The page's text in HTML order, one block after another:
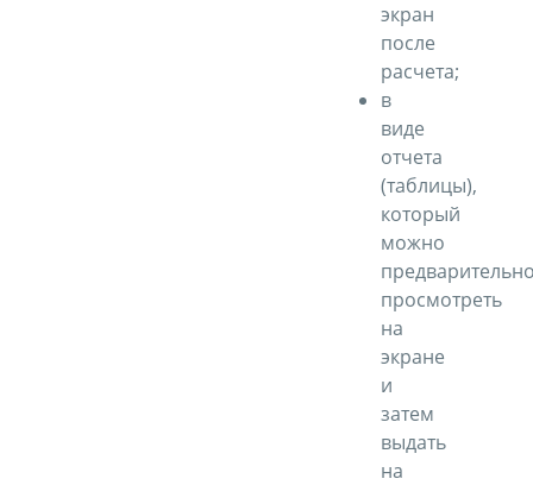
экран
после
расчета;
в
виде
отчета
(таблицы),
который
можно
просмотреть
на
экране
и
затем
выдать
на